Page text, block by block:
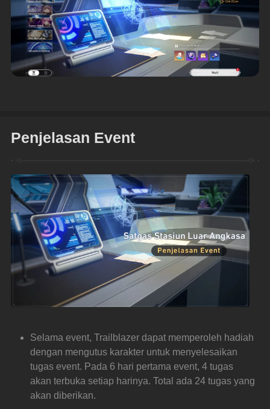
Penjelasan Event
Selama event, Trailblazer dapat memperoleh hadiah
dengan mengutus karakter untuk menyelesaikan
tugas event. Pada 6 hari pertama event, 4 tugas
akan terbuka setiap harinya. Total ada 24 tugas yang
akan diberikan.